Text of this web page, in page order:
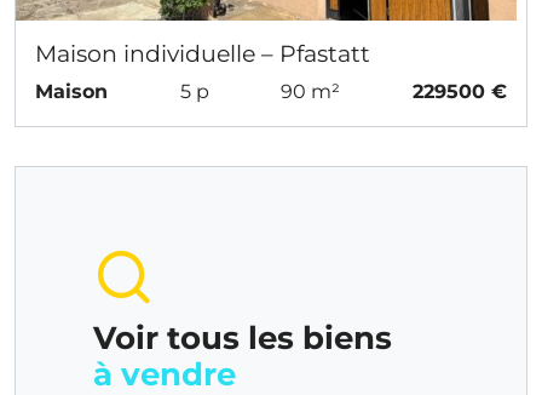
Maison individuelle – Pfastatt
Maison 5 p 90 m² 229500 €
Voir tous les biens
à vendre